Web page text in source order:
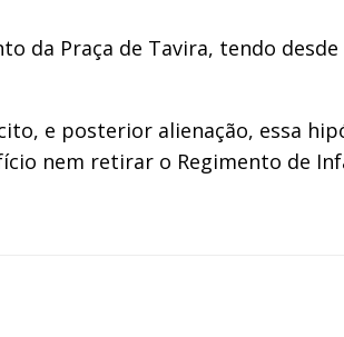
da Praça de Tavira, tendo
e posterior alienação, essa
nem retirar o Regimento de